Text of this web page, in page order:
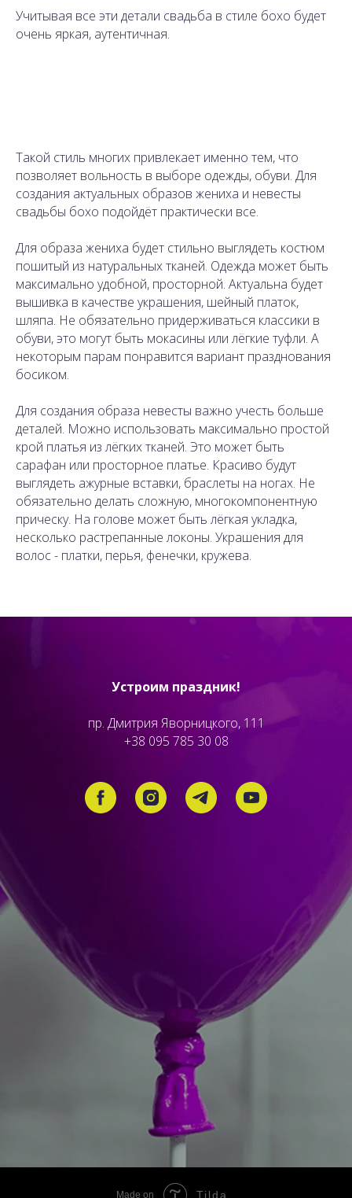
Учитывая все эти детали свадьба в стиле бохо будет
очень яркая, аутентичная.
Такой стиль многих привлекает именно тем, что
позволяет вольность в выборе одежды, обуви. Для
создания актуальных образов жениха и невесты
свадьбы бохо подойдёт практически все.
Для образа жениха будет стильно выглядеть костюм
пошитый из натуральных тканей. Одежда может быть
максимально удобной, просторной. Актуальна будет
вышивка в качестве украшения, шейный платок,
шляпа. Не обязательно придерживаться классики в
обуви, это могут быть мокасины или лёгкие туфли. А
некоторым парам понравится вариант празднования
босиком.
Для создания образа невесты важно учесть больше
деталей. Можно использовать максимально простой
крой платья из лёгких тканей. Это может быть
сарафан или просторное платье. Красиво будут
выглядеть ажурные вставки, браслеты на ногах. Не
обязательно делать сложную, многокомпонентную
прическу. На голове может быть лёгкая укладка,
несколько растрепанные локоны. Украшения для
волос - платки, перья, фенечки, кружева.
Устроим праздник!
пр. Дмитрия Яворницкого, 111
+38 095 785 30 08
Made on Tilda